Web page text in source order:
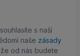
s naší
naše zásady
od nás budete